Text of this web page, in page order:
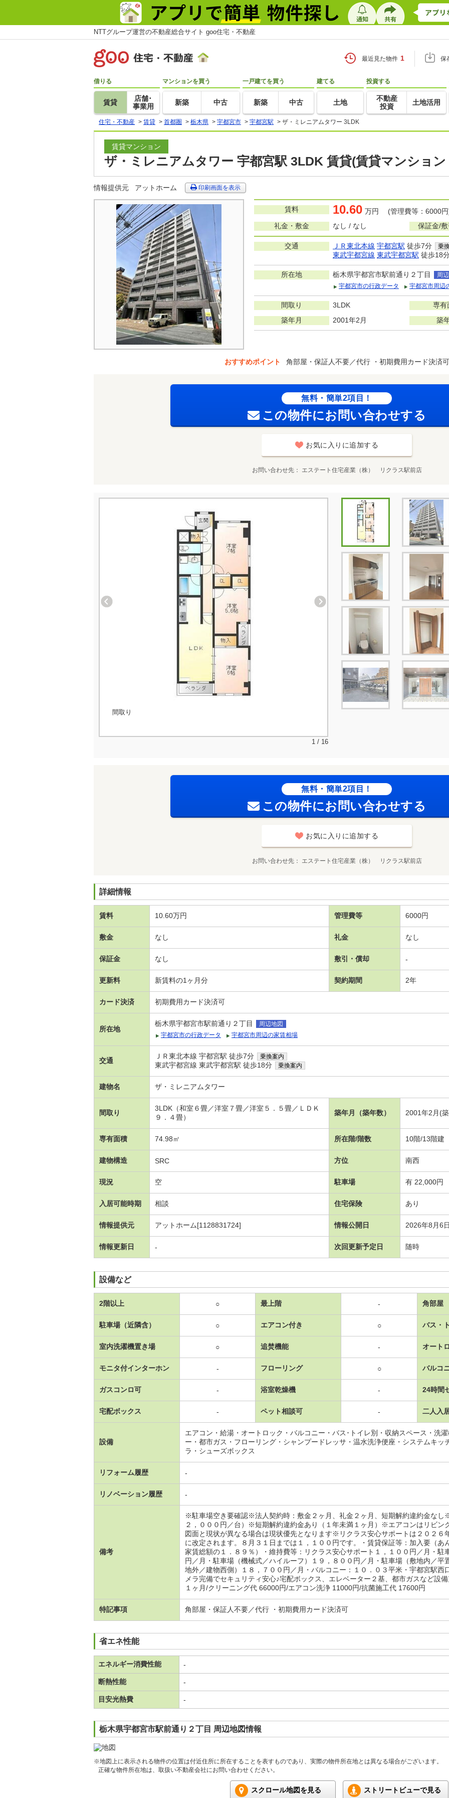
NTTグループ運営の不動産総合サイト goo住宅・不動産
最近見た物件 1 保
借りる
賃貸
店舗･
事業用
マンションを買う
新築 中古
一戸建てを買う
新築 中古
建てる
土地
投資する
不動産
投資
土地活用
住宅・不動産 > 賃貸 > 首都圏 > 栃木県 > 宇都宮市 > 宇都宮駅 > ザ・ミレニアムタワー 3LDK
賃貸マンション
ザ・ミレニアムタワー 宇都宮駅 3LDK 賃貸(賃貸マンショ
情報提供元 アットホーム 印刷画面を表示
賃料 10.60 万円 (管理費等：6000
礼金・敷金
なし / なし 保証金/
交通 ＪＲ東北本線 宇都宮駅 徒歩7分 乗
東武宇都宮線 東武宇都宮駅 徒歩18
所在地 栃木県宇都宮市駅前通り２丁目
周
宇都宮市の行政データ
宇都宮市周辺
間取り 3LDK 専有
築年月 2001年2月 築
おすすめポイント 角部屋・保証人不要／代行 ・初期費用カード決済可
無料・簡単2項目！
この物件にお問い合わせする
お気に入りに追加する
お問い合わせ先 エステート住宅産業（株） リクラス駅前店
間取り
1 / 16
無料・簡単2項目！
この物件にお問い合わせする
お気に入りに追加する
お問い合わせ先 エステート住宅産業（株） リクラス駅前店
詳細情報
賃料 10.60万円 管理費等 6000円
敷金 なし 礼金 なし
保証金 なし 敷引・償却 -
更新料 新賃料の1ヶ月分 契約期間 2年
カード決済 初期費用カード決済可
所在地
栃木県宇都宮市駅前通り２丁目
周辺地図
宇都宮市の行政データ
宇都宮市周辺の家賃相場
交通
ＪＲ東北本線 宇都宮駅 徒歩7分 乗換案内
東武宇都宮線 東武宇都宮駅 徒歩18分 乗換案内
建物名 ザ・ミレニアムタワー
間取り
3LDK（和室６畳／洋室７畳／洋室５．５畳／ＬＤＫ
９．４畳）
築年月（築年数） 2001年2月(
専有面積 74.98㎡ 所在階/階数 10階/13階建
建物構造 SRC 方位 南西
現況 空 駐車場 有 22,000円
入居可能時期 相談 住宅保険 あり
情報提供元 アットホーム[1128831724] 情報公開日 2026年8月6日
情報更新日 - 次回更新予定日 随時
設備など
2階以上 ○ 最上階 - 角部屋
駐車場（近隣含） ○ エアコン付き ○ バス・
室内洗濯機置き場 ○ 追焚機能 - オート
モニタ付インターホン - フローリング ○ バルコ
ガスコンロ可 - 浴室乾燥機 - 24時間
宅配ボックス - ペット相談可 - 二人入
設備
エアコン・給湯・オートロック・バルコニー・バス･トイレ別・収納スペース・洗
ー・都市ガス・フローリング・シャンプードレッサ・温水洗浄便座・システムキッ
ラ・シューズボックス
リフォーム履歴 -
リノベーション履歴 -
備考
※駐車場空き要確認※法人契約時：敷金２ヶ月、礼金２ヶ月、短期解約違約金な
２，０００円／台）※短期解約違約金あり（１年未満１ヶ月）※エアコンはリビ
図面と現状が異なる場合は現状優先となります※リクラス安心サポートは２０２６
に改定されます。８月３１日までは１，１００円です。・賃貸保証等：加入要（
家賃総額の１．８９％）・維持費等：リクラス安心サポート１，１００円／月・駐
円／月・駐車場（機械式／ハイルーフ）１９，８００円／月・駐車場（敷地内／平
地外／建物西側）１８，７００円／月・バルコニー：１０．０３平米・宇都宮駅
メラ完備でセキュリティ安心♪宅配ボックス、エレベーター２基、都市ガスなど設
１ヶ月/クリーニング代 66000円/エアコン洗浄 11000円/抗菌施工代 17600円
特記事項 角部屋・保証人不要／代行 ・初期費用カード決済可
省エネ性能
エネルギー消費性能 -
断熱性能 -
目安光熱費 -
栃木県宇都宮市駅前通り２丁目 周辺地図情報
※地図上に表示される物件の位置は付近住所に所在することを表すものであり、実際の物件所在地とは異なる場合がございます。
正確な物件所在地は、取扱い不動産会社にお問い合わせください。
スクロール地図を見る ストリートビューで見る